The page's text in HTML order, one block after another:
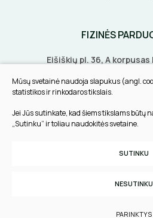
FIZINĖS
Eišiškių pl. 36, A
Biruliškių g. 8, LT-
Tilžės g. 60, LT-
Privatumo
Sukurta:
Mūsų svetainė naudoja slapukus (angl.
statistikos ir rinkodaros tikslais.
Jei Jūs sutinkate, kad šiems tikslams būtų
„Sutinku“ ir toliau naudokitės svetaine.
SUTINKU
NESUTINKU
PARINKTYS